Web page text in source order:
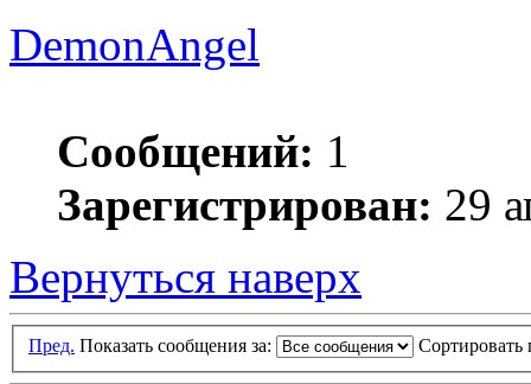
DemonAngel
Сообщений: 1
Зарегистрирован: 29
Вернуться наверх
Пред. Показать сообщения за: Сортировать